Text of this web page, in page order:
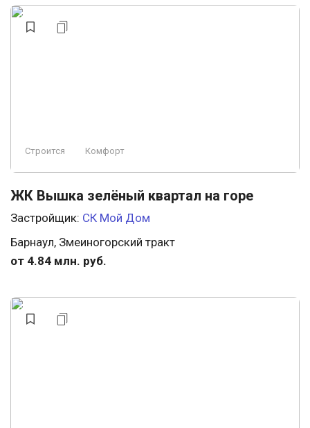
Строится Комфорт
ЖК Вышка зелёный квартал на горе
Застройщик: СК Мой Дом
Барнаул, Змеиногорский тракт
от 4.84 млн. руб.